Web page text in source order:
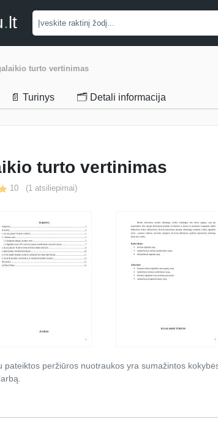
.lt
turto vertinimas
📄 Turinys 🗂️ Detali informacija
turto vertinimas
10 (1 atsiliepimai)
pateiktos peržiūros nuotraukos yra sumažintos